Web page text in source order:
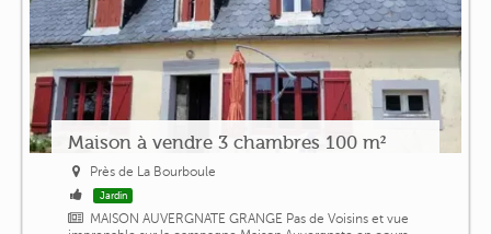
Maison à vendre 3 chambres 100 m²
Près de La Bourboule
Jardin
MAISON AUVERGNATE GRANGE Pas de Voisins et vue